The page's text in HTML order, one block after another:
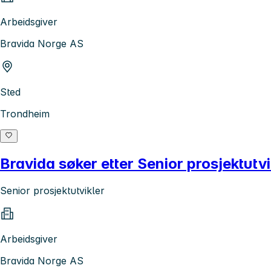
Arbeidsgiver
Bravida Norge AS
Sted
Trondheim
Bravida søker etter Senior
Senior prosjektutvikler
Arbeidsgiver
Bravida Norge AS